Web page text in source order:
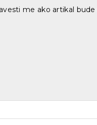
me ako artikal bude